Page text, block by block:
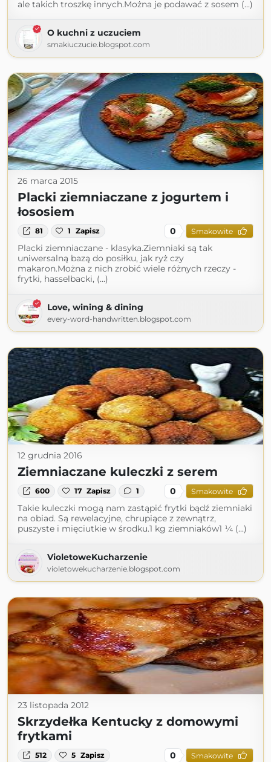
ale takich troszkę innych.Można je podawać z sosem (...)
O kuchni z uczuciem
smakiuczucie.blogspot.com
26 marca 2015
Placki ziemniaczane z jogurtem i
łososiem
81 1 Zapisz 0 Smakowite
Placki ziemniaczane - klasyka.Ziemniaki są tak
uniwersalną bazą do posiłku, jak ryż czy
makaron.Można z nich zrobić wiele różnych rzeczy -
frytki, hasselbacki, (...)
Love, wining & dining
every-word-handwritten.blogspot.com
12 grudnia 2016
Ziemniaczane kuleczki z serem
600 17 Zapisz 1 0 Smakowite
Takie kuleczki mogą nam zastąpić frytki bądź ziemniaki
na obiad. Są rewelacyjne, chrupiące z zewnątrz,
puszyste i mięciutkie w środku.1 kg ziemniaków1 ¼ (...)
VioletoweKucharzenie
violetowekucharzenie.blogspot.com
23 listopada 2012
Skrzydełka Kentucky z domowymi
frytkami
512 5 Zapisz 0 Smakowite